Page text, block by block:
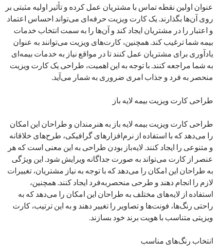
عنوان اولین نقطه تماس با مشتریان عمل کرده و تأثیر اولیه مثبتی بر
روی آن‌ها بگذارند. یک کارت ویزیت حرفه‌ای می‌تواند احساس اعتماد
و اعتبار را در مشتریان ایجاد کند و آن‌ها را به سمت انتخاب خدمات
بیمه شما ترغیب کند. همچنین، کارت‌های ویزیت می‌توانند به عنوان
یادآوری برای مشتریان عمل کنند تا در مواقع نیاز به خدمات بیمه‌ای
به شما مراجعه کنند. با توجه به این اهمیت، طراحی یک کارت ویزیت
منحصر به فرد و جذاب امری ضروری به شمار می‌آید.
طراحی کارت ویزیت بیمه لایه باز
طراحی کارت ویزیت بیمه لایه باز به هنرمندان و طراحان این امکان
را می‌دهد که با استفاده از نرم‌افزارهای گرافیکی، طرح‌های خلاقانه
و متنوعی را ایجاد کنند. لایه‌باز بودن طراحی به این معنی است که هر
عنصر از کارت می‌تواند به صورت جداگانه ویرایش شود. این ویژگی
به طراحان این امکان را می‌دهد که با توجه به نیاز مشتریان، تغییرات
لازم را انجام دهند و طرحی منحصربه‌فرد ایجاد کنند. همچنین،
استفاده از لایه‌های مختلف به طراحان این امکان را می‌دهد که به
راحتی رنگ‌ها، فونت‌ها و تصاویر را تغییر دهند و به این ترتیب، کارت
ویزیتی متناسب با هویت برند خود بسازند.
انتخاب رنگ‌های مناسب